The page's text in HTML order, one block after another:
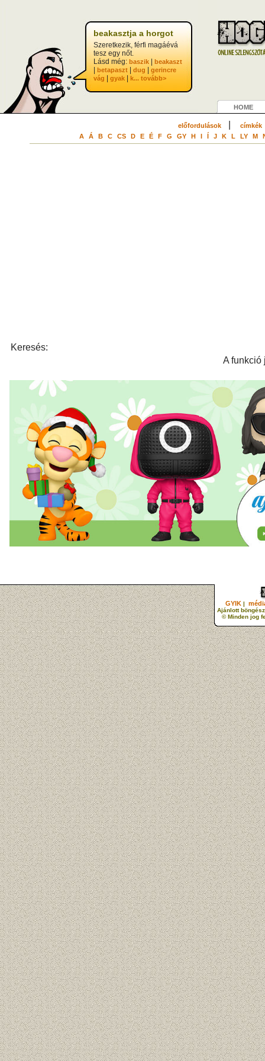
beakasztja a horgot
Szeretkezik, férfi magáévá
tesz egy nőt.
Lásd még: baszik beakaszt
betapaszt dug
gerincre
vág
gyak k... tovább>
HOME
előfordulások| címkék
A Á B C CS D E É F G GY H I Í J K L LY M
Keresés:
A funkció
GYIK |
Ajánlott
© Minden jog